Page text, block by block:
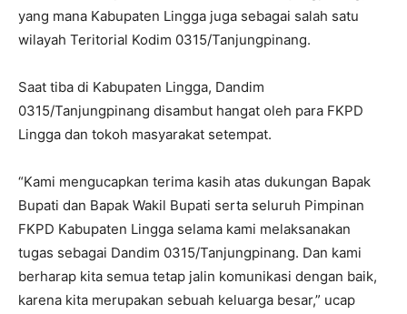
yang mana Kabupaten Lingga juga sebagai salah satu
wilayah Teritorial Kodim 0315/Tanjungpinang.
Saat tiba di Kabupaten Lingga, Dandim
0315/Tanjungpinang disambut hangat oleh para FKPD
Lingga dan tokoh masyarakat setempat.
“Kami mengucapkan terima kasih atas dukungan Bapak
Bupati dan Bapak Wakil Bupati serta seluruh Pimpinan
FKPD Kabupaten Lingga selama kami melaksanakan
tugas sebagai Dandim 0315/Tanjungpinang. Dan kami
berharap kita semua tetap jalin komunikasi dengan baik,
karena kita merupakan sebuah keluarga besar,” ucap